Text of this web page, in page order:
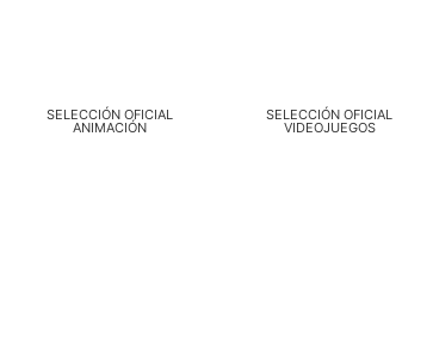
SELECCIÓN OFICIAL
ANIMACIÓN
SELECCIÓN OFICIAL
VIDEOJUEGOS